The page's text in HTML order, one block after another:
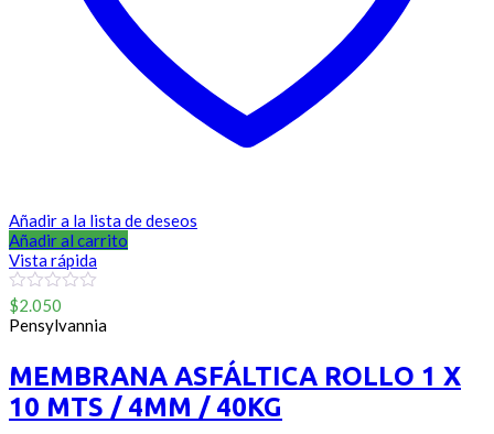
Añadir a la lista de deseos
Añadir al carrito
Vista rápida
0
out
of
$2.050
Pensylvannia
MEMBRANA ASFÁLTICA ROLLO 1 X
10 MTS / 4MM / 40KG